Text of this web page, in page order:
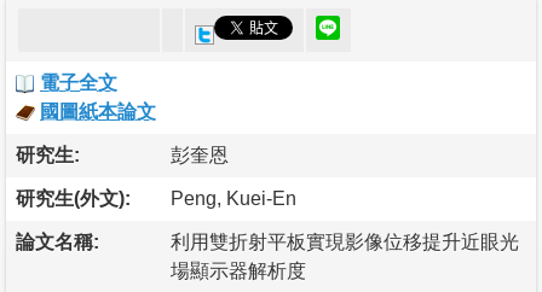
電子全文
國圖紙本論文
研究生: 彭奎恩
研究生(外文): Peng, Kuei-En
論文名稱:
利用雙折射平板實現影像位移提升近眼光
場顯示器解析度